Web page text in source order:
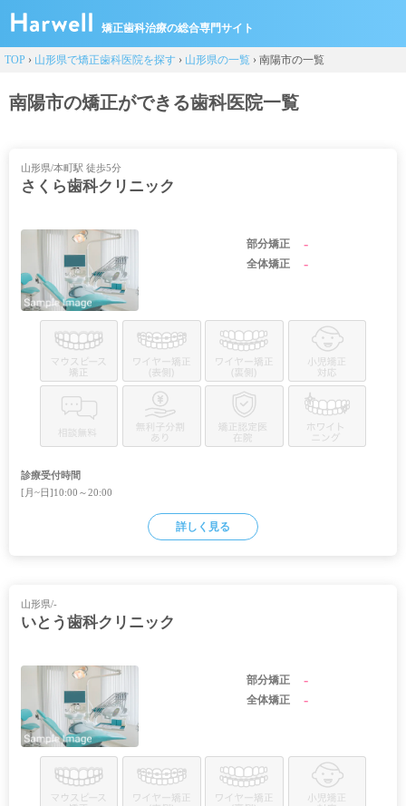
矯正歯科治療の総合専門サイト
TOP › 山形県で矯正歯科医院を探す › 山形県の一覧 › 南陽市の一覧
南陽市の矯正ができる歯科医院一覧
山形県/本町駅 徒歩5分
さくら歯科クリニック
部分矯正 -
全体矯正 -
診療受付時間
[月~日]10:00～20:00
詳しく見る
山形県/-
いとう歯科クリニック
部分矯正 -
全体矯正 -